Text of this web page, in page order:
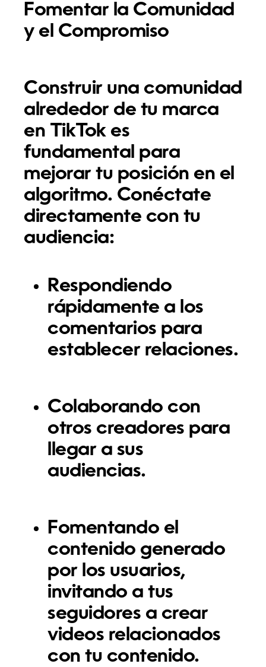
Fomentar la Comunidad
y el Compromiso
Construir una comunidad
alrededor de tu marca
en TikTok es
fundamental para
mejorar tu posición en el
algoritmo. Conéctate
directamente con tu
audiencia:
Respondiendo
rápidamente a los
comentarios para
establecer relaciones.
Colaborando con
otros creadores para
llegar a sus
audiencias.
Fomentando el
contenido generado
por los usuarios,
invitando a tus
seguidores a crear
videos relacionados
con tu contenido.